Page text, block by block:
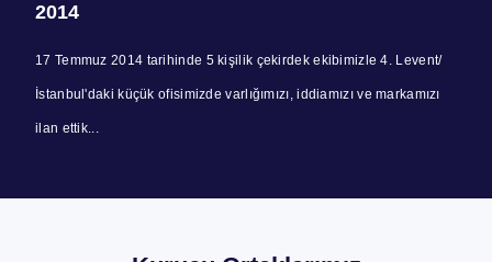
2014
17 Temmuz 2014 tarihinde 5 kişilik çekirdek ekibimizle 4. Levent/
İstanbul'daki küçük ofisimizde varlığımızı, iddiamızı ve markamızı
ilan ettik...